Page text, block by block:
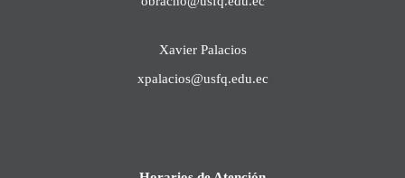
Xavier Palacios
xpalacios@usfq.edu.ec